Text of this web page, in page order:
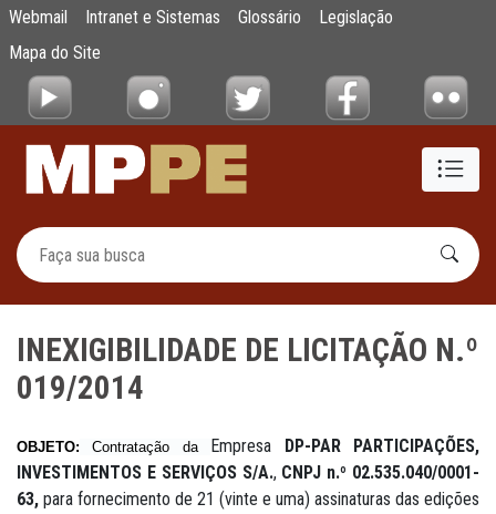
Pular para o Conteúdo principal
INEXIGIBILIDADE DE LICITAÇÃO N.º 019/
Webmail Intranet e Sistemas Glossário
Legislação
Mapa do Site
INEXIGIBILIDADE DE LICITAÇÃO N.º
019/2014
OBJETO: Contratação da Empresa
DP-PAR PARTICIPAÇÕES,
INVESTIMENTOS E SERVIÇOS S/A., CNPJ n.º 02.535.040/0001-
63, para fornecimento de 21 (vinte e uma) assinaturas das edições